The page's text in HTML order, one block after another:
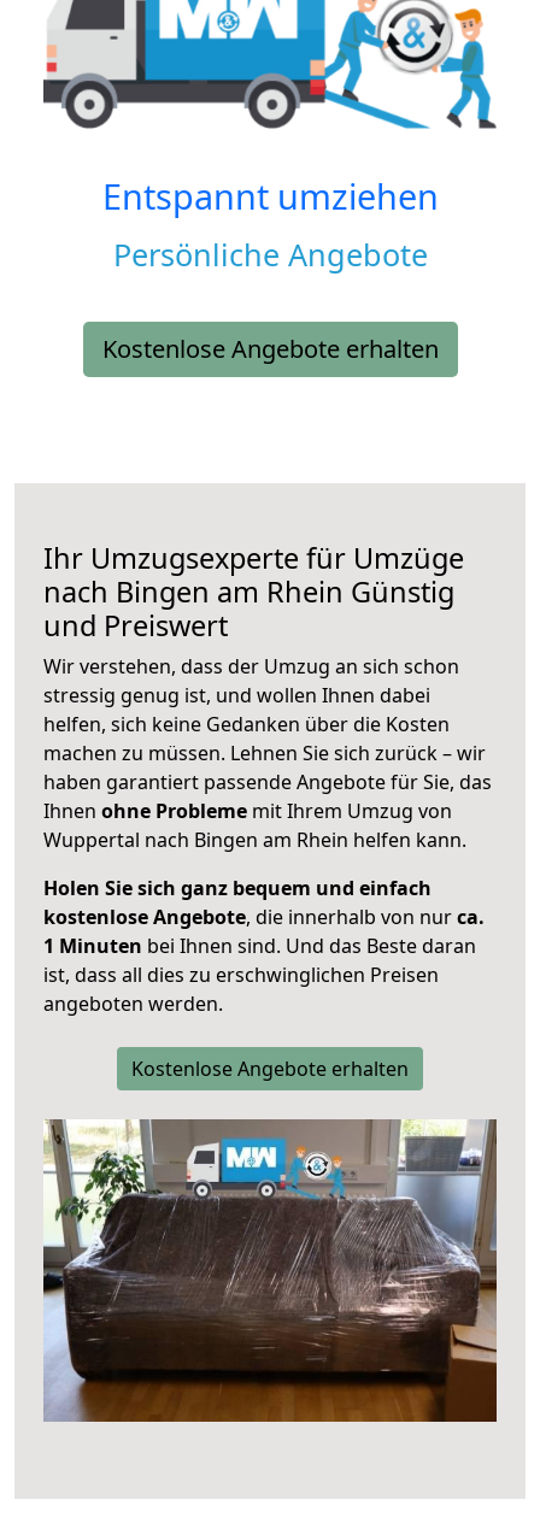
Entspannt umziehen
Persönliche Angebote
Kostenlose Angebote erhalten
Ihr Umzugsexperte für Umzüge
nach Bingen am Rhein Günstig
und Preiswert
Wir verstehen, dass der Umzug an sich schon
stressig genug ist, und wollen Ihnen dabei
helfen, sich keine Gedanken über die Kosten
machen zu müssen. Lehnen Sie sich zurück – wir
haben garantiert passende Angebote für Sie, das
Ihnen ohne Probleme mit Ihrem Umzug von
Wuppertal nach Bingen am Rhein helfen kann.
Holen Sie sich ganz bequem und einfach
kostenlose Angebote, die innerhalb von nurca.
1 Minuten bei Ihnen sind. Und das Beste daran
ist, dass all dies zu erschwinglichen Preisen
angeboten werden.
Kostenlose Angebote erhalten